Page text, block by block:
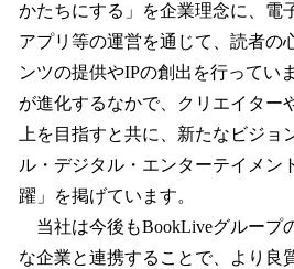
かたちにする」を企業理念に、電
アプリ等の運営を通じて、読者の
ンツの提供やIPの創出を行ってい
が進化するなかで、クリエイター
上を目指すと共に、新たなビジョ
ル・デジタル・エンターテイメン
躍」を掲げています。
当社は今後もBookLiveグループ
な企業と連携することで、より良